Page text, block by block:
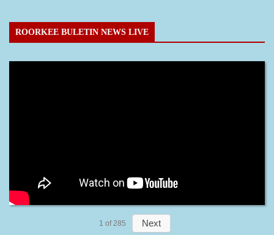
ROORKEE BULETIN NEWS LIVE
1 of 285 Next